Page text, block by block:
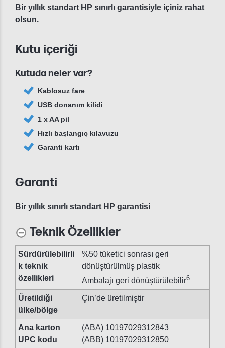
Bir yıllık standart HP sınırlı garantisiyle içiniz rahat
olsun.
Kutu içeriği
Kutuda neler var?
Kablosuz fare
USB donanım kilidi
1 x AA pil
Hızlı başlangıç kılavuzu
Garanti kartı
Garanti
Bir yıllık sınırlı standart HP garantisi
Teknik Özellikler
Sürdürülebilirli
k teknik
özellikleri
%50 tüketici sonrası geri
dönüştürülmüş plastik
Ambalajı geri dönüştürülebilir6
Üretildiği
ülke/bölge
Çin’de üretilmiştir
Ana karton
UPC kodu
(ABA) 10197029312843
(ABB) 10197029312850